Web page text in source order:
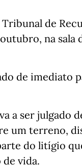
de
na sala
de imediato
a ser
um terreno,
do litígio
vida.